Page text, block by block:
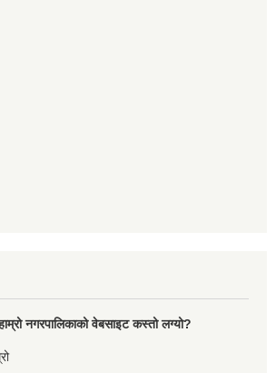
नगरपालिकाको वेबसाइट कस्तो लग्यो?